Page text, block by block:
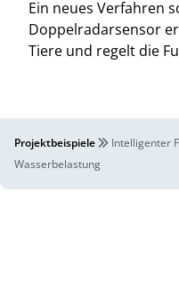
Ein neues Verfahren
Doppelradarsensor
Tiere und regelt die
Projektbeispiele
Intelligenter
Wasserbelastung